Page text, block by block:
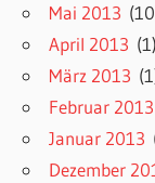
Mai 2013
April 2013 (1)
März 2013
Februar 2013
Januar 2013
Dezember